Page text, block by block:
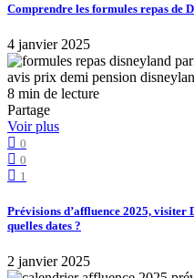
Comprendre les formules repas de
4 janvier 2025
8 min de lecture
Partage
Voir plus
0
0
1
Prévisions d’affluence 2025, visiter
quelles dates ?
2 janvier 2025